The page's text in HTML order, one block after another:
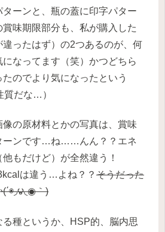
ーンと、瓶の蓋に印字パター
味期限部分も、私が購入した
ったはず）の2つあるのが、何
なってます（笑）かつどちら
のでより気になったという
だな…）
の原材料とかの写真は、賞味
ーンです…ね……んん？？エネ
もだけど）が全然違う！
は違う…よね？？ そうだった
｀)
種というか、HSP的、脳内思